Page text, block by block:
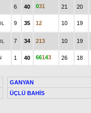
6 40 031 21 20
9 35 12 10 19
7 34 213 10 19
1 40 66143 26 18
GANYAN
ÜÇLÜ BAHİS